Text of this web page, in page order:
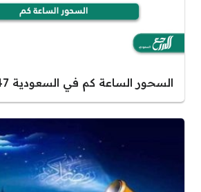
السحور الساعة كم في السعودية 1447 – 2026